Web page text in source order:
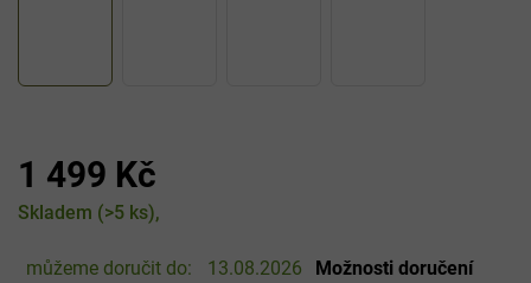
1 499 Kč
Měrná
Skladem (>5 ks)
můžeme doručit do: 13.08.2026 Možnosti doručení